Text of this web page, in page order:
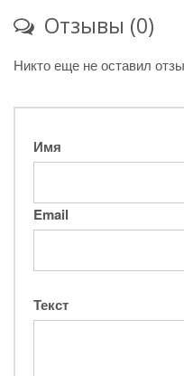
Отзывы (0)
Никто еще не оставил
Имя
Email
Текст